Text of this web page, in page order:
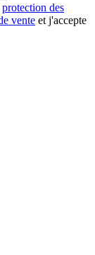
protection des
vente et j'accepte